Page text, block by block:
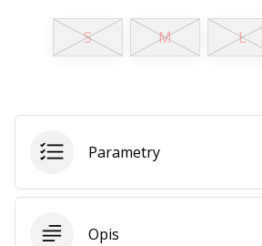
11. 8. 2022
Zostań
Ambasadorem
marki
Weplayvolleyball
jesteś
S M L
Parametry
Opis